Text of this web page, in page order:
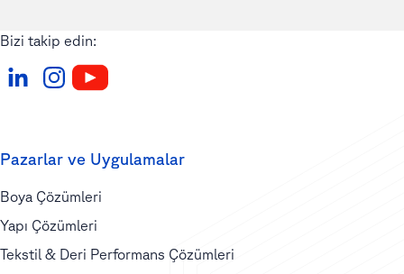
Bizi takip edin:
Pazarlar ve Uygulamalar
Boya Çözümleri
Yapı Çözümleri
Tekstil & Deri Performans Çözümleri